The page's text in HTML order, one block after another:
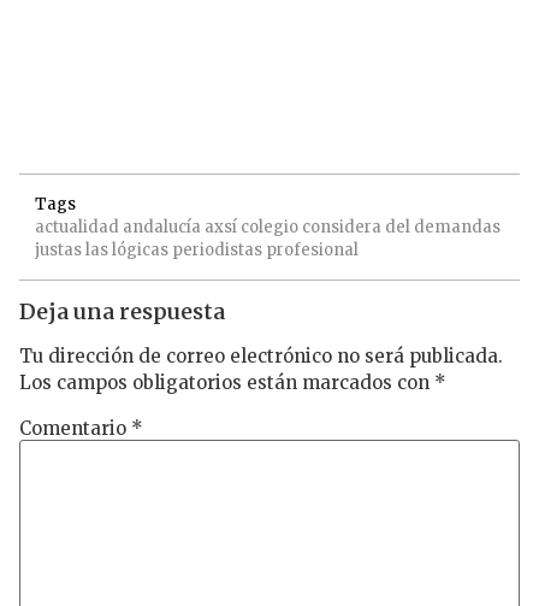
Tags
actualidad andalucía axsí colegio considera del demandas
justaslaslógicas periodistas profesional
Deja una respuesta
Tu dirección de correo electrónico no será publicada.
Los campos obligatorios están marcados con *
Comentario *